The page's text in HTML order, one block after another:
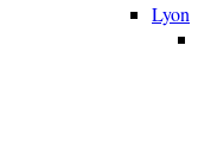
Lyon